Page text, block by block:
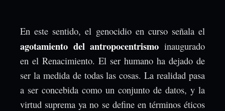
En este sentido, el genocidio en curso señala el
agotamiento del antropocentrismo inaugurado
en el Renacimiento. El ser humano ha dejado de
ser la medida de todas las cosas. La realidad pasa
a ser concebida como un conjunto de datos, y la
virtud suprema ya no se define en términos éticos